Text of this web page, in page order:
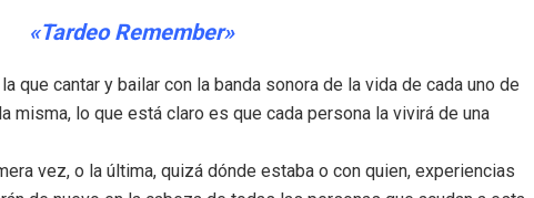
«Tardeo Remember»
que cantar y bailar con la banda sonora de la vida de cada uno de
misma, lo que está claro es que cada persona la vivirá de una
vez, o la última, quizá dónde estaba o con quien, experiencias